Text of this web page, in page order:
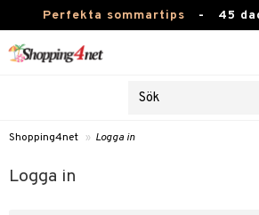
Perfekta sommartips - 45
Kontaktlinser
Hälsokost
Shopping4net » Logga in
Logga in